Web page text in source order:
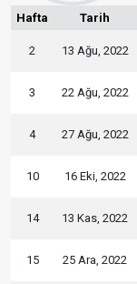
Hafta Tarih
2 13 Ağu, 2022
3 22 Ağu, 2022
4 27 Ağu, 2022
10 16 Eki, 2022
14 13 Kas, 2022
15 25 Ara, 2022